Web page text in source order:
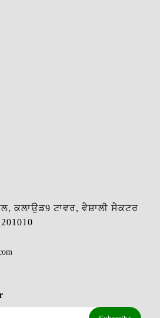
ਕਲਾਉਡ9 ਟਾਵਰ, ਵੈਸ਼ਾਲੀ ਸੈਕਟਰ